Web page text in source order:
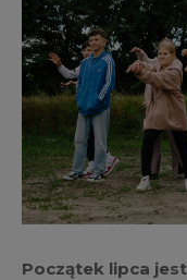
Początek lipca